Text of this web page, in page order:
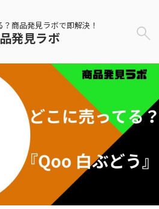
？商品発見ラボで即解決！
発見ラボ